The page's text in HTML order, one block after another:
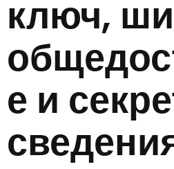
ключ,
е и